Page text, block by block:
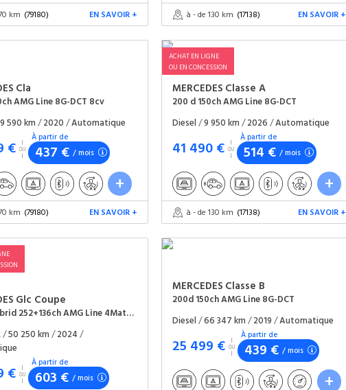
km (79180) EN SAVOIR + à - de 130 km (17138) EN SAVOIR +
Cla
AMG Line 8G-DCT 8cv
590 km/2020/Automatique
€
À partir de
437 € / mois
km (79180) EN SAVOIR +
ACHAT EN LIGNE
OU EN CONCESSION
MERCEDES Classe A
200 d 150ch AMG Line 8G-DCT
Diesel/9 950 km/2026/Automatique
41 490 €
À partir de
514 € / mois
à - de 130 km (17138) EN SAVOIR +
Glc Coupe
400 e Hybrid 252+136ch AMG Line 4Matic 9G-Tronic
/50 250 km/2024/
€
À partir de
603 € / mois
MERCEDES Classe B
200d 150ch AMG Line 8G-DCT
Diesel/66 347 km/2019/Automatique
25 499 €
À partir de
439 € / mois